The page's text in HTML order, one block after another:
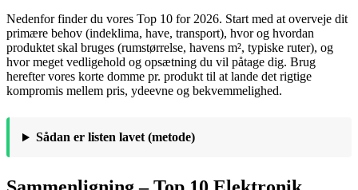
Nedenfor finder du vores Top 10 for 2026. Start med at overveje dit
primære behov (indeklima, have, transport), hvor og hvordan
produktet skal bruges (rumstørrelse, havens m², typiske ruter), og
hvor meget vedligehold og opsætning du vil påtage dig. Brug
herefter vores korte domme pr. produkt til at lande det rigtige
kompromis mellem pris, ydeevne og bekvemmelighed.
Sådan er listen lavet (metode)